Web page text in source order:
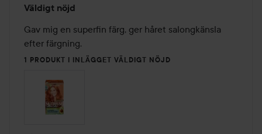
5
av
5
Väldigt nöjd
Gav mig en superfin färg, ger håret salongkänsla
efter färgning.
1 PRODUKT I INLÄGGET VÄLDIGT NÖJD